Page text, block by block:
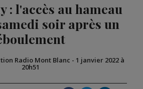
BIGARD
: l'accès au hameau
soir après un
Radio Mont Blanc - 1 janvier 2022 à
20h51